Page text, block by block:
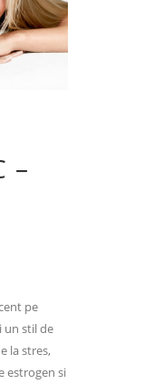
–
pe
un stil de
la stres,
estrogen si